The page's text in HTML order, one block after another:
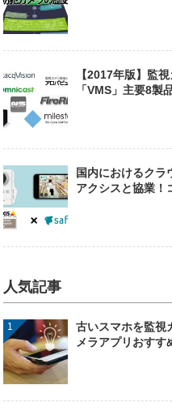
【2017年版】監
「VMS」主要8製
国内におけるクラ
アクシスと協業！
人気記事
古いスマホを監視
メラアプリおすす